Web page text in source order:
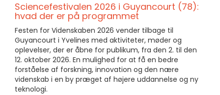
Sciencefestivalen 2026 i Guyancourt (78):
hvad der er på programmet
Festen for Videnskaben 2026 vender tilbage til
Guyancourt i Yvelines med aktiviteter, møder og
oplevelser, der er åbne for publikum, fra den 2. til den
12. oktober 2026. En mulighed for at få en bedre
forståelse af forskning, innovation og den nære
videnskab i en by præget af højere uddannelse og ny
teknologi.